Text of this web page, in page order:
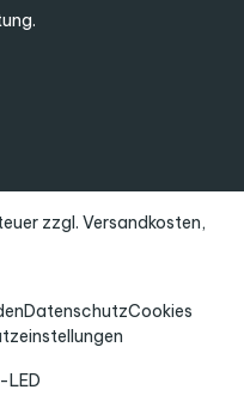
zzgl. Versandkosten,
DatenschutzCookies